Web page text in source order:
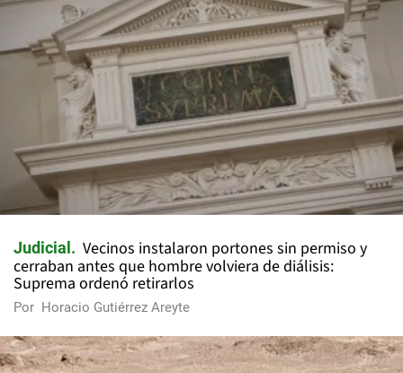
Judicial
Vecinos instalaron portones sin permiso y
cerraban antes que hombre volviera de diálisis:
Suprema ordenó retirarlos
Por Horacio Gutiérrez Areyte